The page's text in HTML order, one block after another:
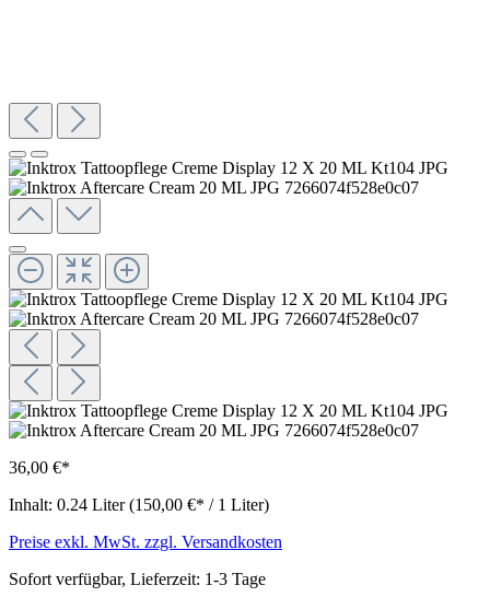
36,00 €*
Inhalt: 0.24 Liter(150,00 €* / 1 Liter)
Preise exkl. MwSt. zzgl. Versandkosten
Sofort verfügbar, Lieferzeit: 1-3 Tage